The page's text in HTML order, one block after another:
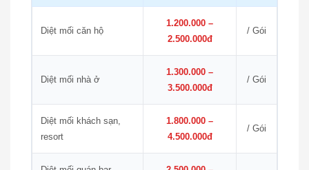
Diệt mối căn hộ
1.200.000 –
2.500.000đ
/ Gói
Diệt mối nhà ở
1.300.000 –
3.500.000đ
/ Gói
Diệt mối khách sạn,
resort
1.800.000 –
4.500.000đ
/ Gói